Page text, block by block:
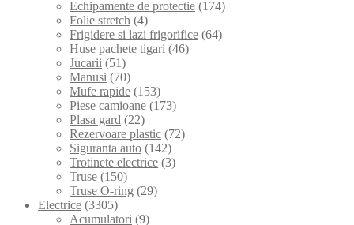
Echipamente de protectie (174)
Folie stretch (4)
Frigidere si lazi frigorifice (64)
Huse pachete tigari (46)
Jucarii (51)
Manusi (70)
Mufe rapide (153)
Piese camioane (173)
Plasa gard (22)
Rezervoare plastic (72)
Siguranta auto (142)
Trotinete electrice (3)
Truse (150)
Truse O-ring (29)
Electrice (3305)
Acumulatori (9)